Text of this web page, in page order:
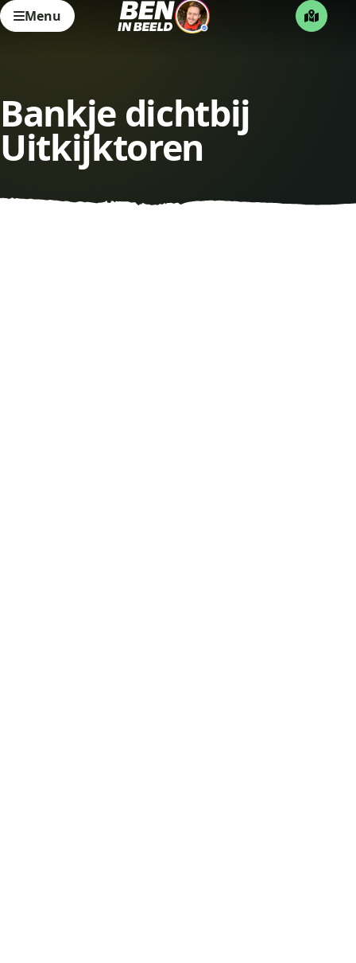
Menu
Bankje dichtbij
Uitkijktoren